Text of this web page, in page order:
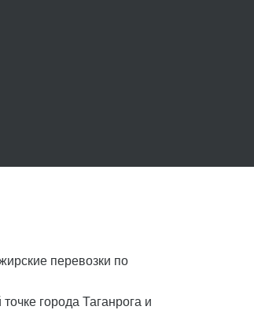
перевозки по
города Таганрога и